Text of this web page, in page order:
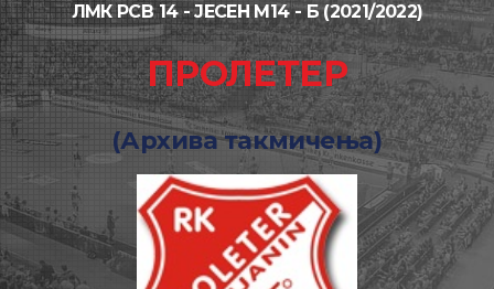
ЛМК РСВ 14 - ЈЕСЕН М14 - Б (2021/2022)
ПРОЛЕТЕР
(Архива такмичења)